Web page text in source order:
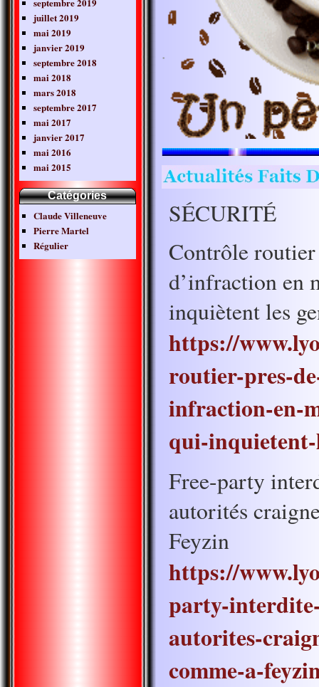
juillet 2019
mai 2019
janvier 2019
septembre 2018
mai 2018
mars 2018
septembre 2017
mai 2017
janvier 2017
mai 2016
mai 2015
Catégories
Claude Villeneuve
Pierre Martel
Régulier
SÉCURITÉ
Contrôle
d’infraction en
inquiètent les
https://
routier-pres-
infraction-en-
qui-inquietent-
Free-party
autorités
Feyzin
https://
party-
autorites-
comme-a-